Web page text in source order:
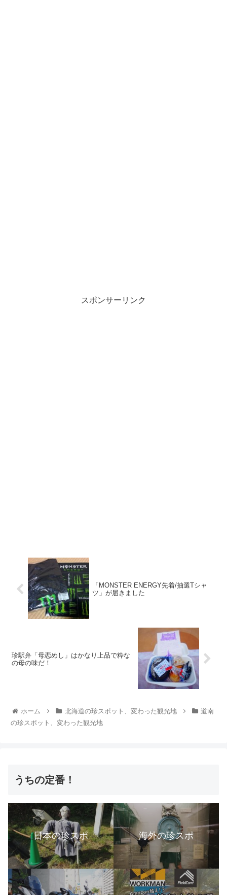
スポンサーリンク
「MONSTER ENERGY先着/抽選Tシャ
ツ」が届きました
珍駅弁「母恋めし」はかなり上品で粋な
の母の味だ！
ホーム 北海道の珍スポット、変わった観光地
道南
の珍スポット、変わった観光地
うちの定番！
日本の珍スポ 海外の珍スポ